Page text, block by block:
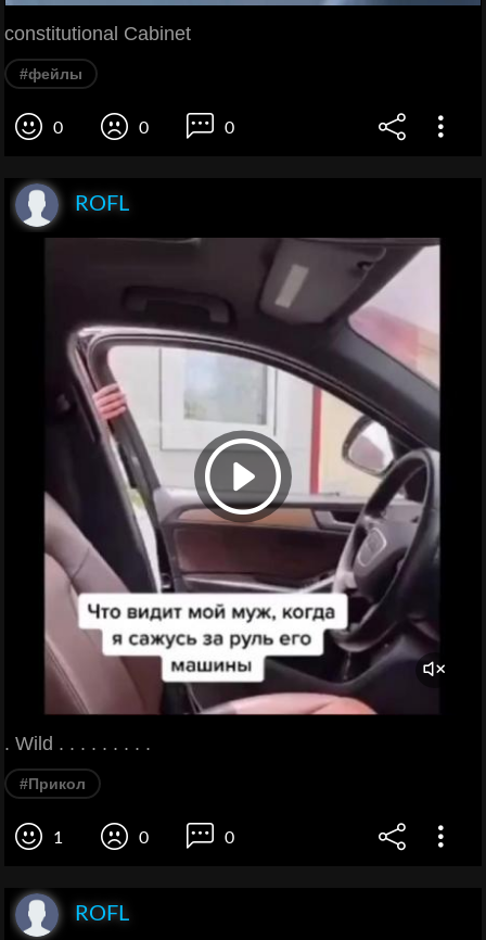
constitutional Cabinet
#фейлы
0 0 0
ROFL
. Wild . . . . . . . . .
#Прикол
1 0 0
ROFL